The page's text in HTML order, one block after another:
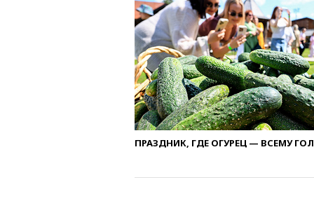
ПРАЗДНИК, ГДЕ ОГУРЕЦ — ВСЕМУ